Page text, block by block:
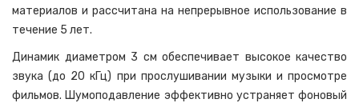
материалов и рассчитана на непрерывное использование в
течение 5 лет.
Динамик диаметром 3 см обеспечивает высокое качество
звука (до 20 кГц) при прослушивании музыки и просмотре
фильмов. Шумоподавление эффективно устраняет фоновый